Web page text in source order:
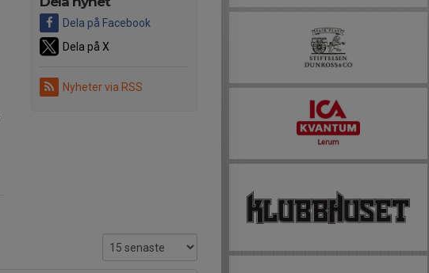
Dela på Facebook
Dela på X
Nyheter via RSS